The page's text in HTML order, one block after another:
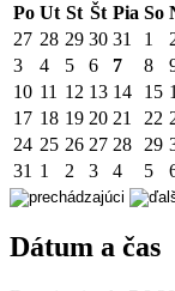
Po Ut St Št Pia So
27 28 29 30 31 1
3
4 5 6 7 8
10 11 12 13 14 15
17 18 19 20 21 22
24 25 26 27 28 29
31 1 2 3 4 5
Dátum a čas